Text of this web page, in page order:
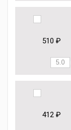
510 ₽
412 ₽